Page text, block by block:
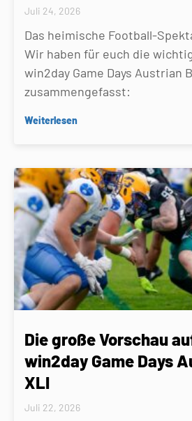
Juli 24, 2026
Das heimische Football-
Wir haben für euch die
win2day Game Days Austrian
zusammengefasst:
Weiterlesen
Die große Vorschau
win2day Game Days
XLI
Juli 22, 2026